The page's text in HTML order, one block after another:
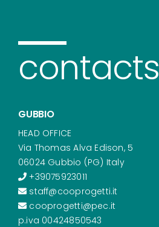
contacts
GUBBIO
HEAD OFFICE
Via Thomas Alva Edison, 5
06024 Gubbio (PG) Italy
+39075923011
staff@cooprogetti.it
cooprogetti@pec.it
p.iva 00424850543